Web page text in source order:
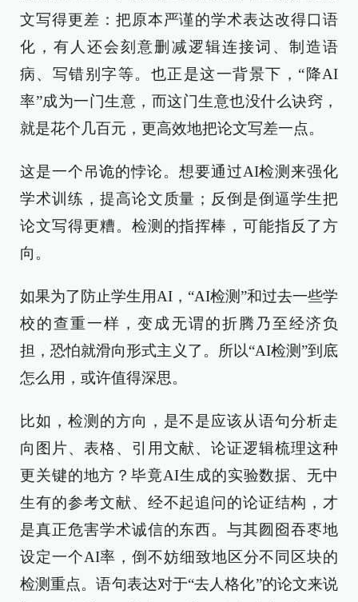
文写得更差：把原本严谨的学术表达改得口语
化，有人还会刻意删减逻辑连接词、制造语
病、写错别字等。也正是这一背景下，“降AI
率”成为一门生意，而这门生意也没什么诀窍，
就是花个几百元，更高效地把论文写差一点。
这是一个吊诡的悖论。想要通过AI检测来强化
学术训练，提高论文质量；反倒是倒逼学生把
论文写得更糟。检测的指挥棒，可能指反了方
向。
如果为了防止学生用AI，“AI检测”和过去一些学
校的查重一样，变成无谓的折腾乃至经济负
担，恐怕就滑向形式主义了。所以“AI检测”到底
怎么用，或许值得深思。
比如，检测的方向，是不是应该从语句分析走
向图片、表格、引用文献、论证逻辑梳理这种
更关键的地方？毕竟AI生成的实验数据、无中
生有的参考文献、经不起追问的论证结构，才
是真正危害学术诚信的东西。与其囫囵吞枣地
设定一个AI率，倒不妨细致地区分不同区块的
检测重点。语句表达对于“去人格化”的论文来说